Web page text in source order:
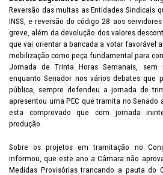
Reversão das multas as Entidades Sindicais
INSS, e reversão do código 28 aos
greve, além da devolução dos valores
que vai orientar a bancada a votar favorável
mobilização como peça fundamental para
Jornada de Trinta Horas Semanais, sem
enquanto Senador nos vários debates que
pública, sempre defendeu a jornada de
apresentou uma PEC que tramita no
esta comprovado que com jornada
produção.
Sobre os projetos em tramitação no
informou, que este ano a Câmara não
Medidas Provisórias trancando a pauta do